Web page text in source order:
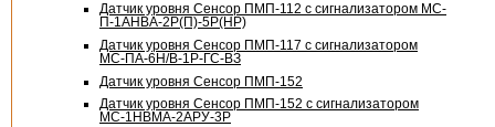
Датчик уровня Сенсор ПМП-112 с сигнализатором МС-
П-1АНВА-2Р(П)-5Р(НР)
Датчик уровня Сенсор ПМП-117 с сигнализатором
МС-ПА-6Н/В-1Р-ГС-ВЗ
Датчик уровня Сенсор ПМП-152
Датчик уровня Сенсор ПМП-152 с сигнализатором
МС-1НВМА-2АРУ-3Р